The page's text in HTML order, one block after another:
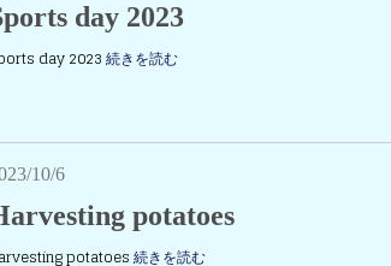
day 2023
day 2023続きを読む
10/6
potatoes
potatoes続きを読む